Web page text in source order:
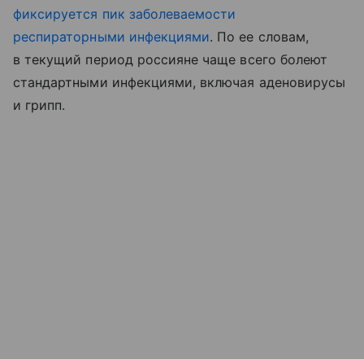
фиксируется пик заболеваемости
респираторными инфекциями. По ее словам,
в текущий период россияне чаще всего болеют
стандартными инфекциями, включая аденовирусы
и грипп.